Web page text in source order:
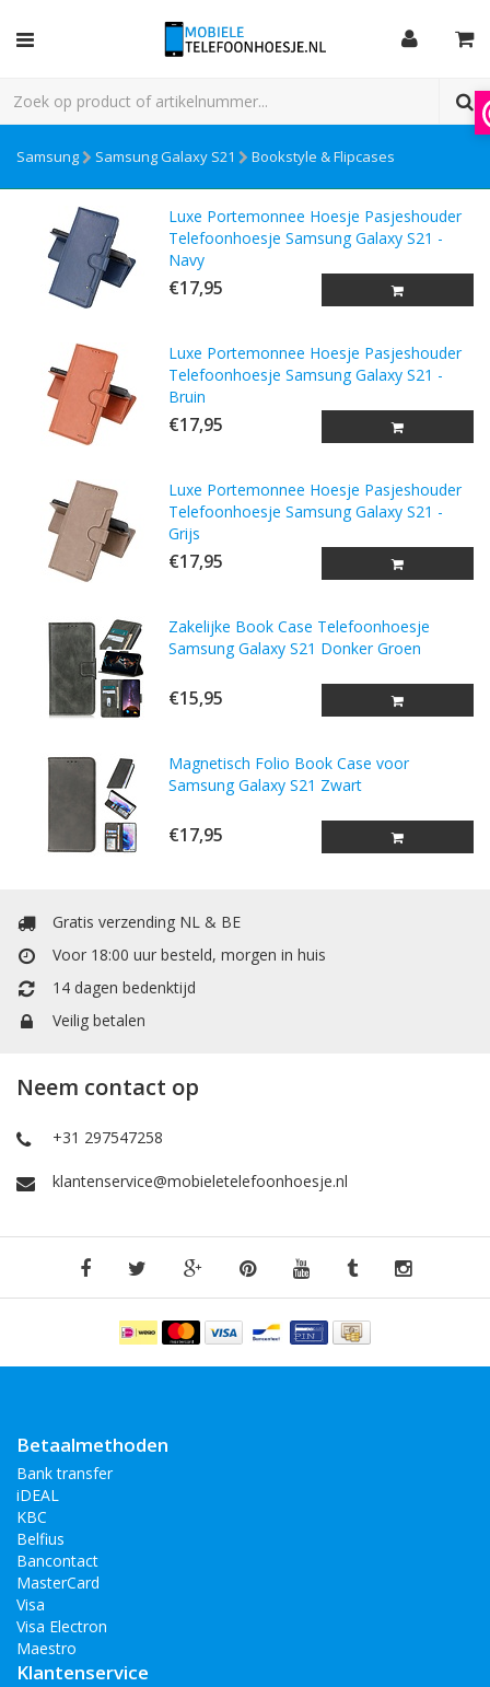
Samsung Samsung Galaxy S21 Bookstyle & Flipcases
Luxe Portemonnee Hoesje Pasjeshouder
Telefoonhoesje Samsung Galaxy S21 -
Navy
€17,95
Luxe Portemonnee Hoesje Pasjeshouder
Telefoonhoesje Samsung Galaxy S21 -
Bruin
€17,95
Luxe Portemonnee Hoesje Pasjeshouder
Telefoonhoesje Samsung Galaxy S21 -
Grijs
€17,95
Zakelijke Book Case Telefoonhoesje
Samsung Galaxy S21 Donker Groen
€15,95
Magnetisch Folio Book Case voor
Samsung Galaxy S21 Zwart
€17,95
Gratis verzending NL & BE
Voor 18:00 uur besteld, morgen in huis
14 dagen bedenktijd
Veilig betalen
Neem contact op
+31 297547258
klantenservice@mobieletelefoonhoesje.nl
Betaalmethoden
Bank transfer
iDEAL
KBC
Belfius
Bancontact
MasterCard
Visa
Visa Electron
Maestro
Klantenservice